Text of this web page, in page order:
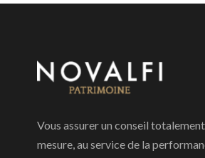
Vous assurer un conseil
mesure, au service de la